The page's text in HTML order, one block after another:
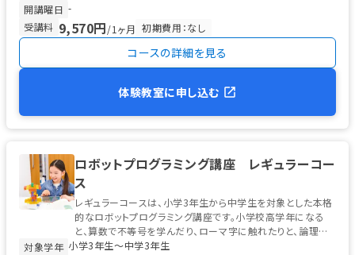
開講曜日 -
受講料 9,570円/1ヶ月 初期費用：なし
コースの詳細を見る
体験教室に申し込む
ロボットプログラミング講座 レギュラーコー
ス
レギュラーコースは、小学3年生から中学生を対象とした本格
的なロボットプログラミング講座です。小学校高学年になる
と、算数で不等号を学んだり、ローマ字に触れたりと、論理的
な思考の土台が整う時期。 ...
対象学年 小学3年生〜中学3年生